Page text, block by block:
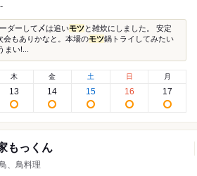
-
ダーして〆は追いモツと雑炊にしました。 安定
会もありかなと。本場のモツ鍋トライしてみたい
い!...
木
13
金
14
土
15
日
16
月
17
もっくん
、鳥料理